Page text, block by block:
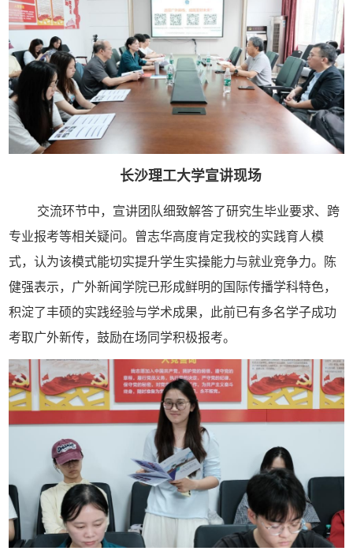
长沙理工大学宣讲现场
交流环节中，宣讲团队细致解答了研究生毕业要求、跨
专业报考等相关疑问。曾志华高度肯定我校的实践育人模
式，认为该模式能切实提升学生实操能力与就业竞争力。陈
健强表示，广外新闻学院已形成鲜明的国际传播学科特色，
积淀了丰硕的实践经验与学术成果，此前已有多名学子成功
考取广外新传，鼓励在场同学积极报考。